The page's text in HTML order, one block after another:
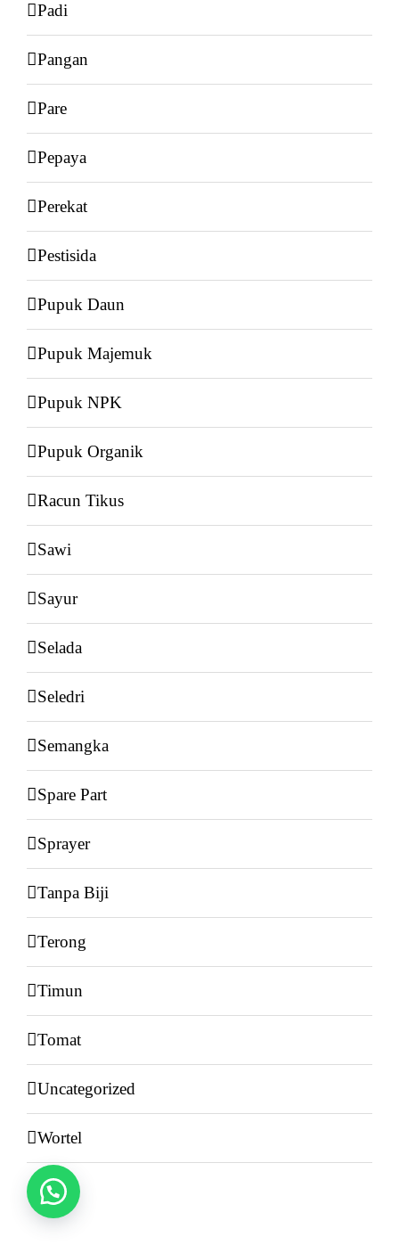
Padi
Pangan
Pare
Pepaya
Perekat
Pestisida
Pupuk Daun
Pupuk Majemuk
Pupuk NPK
Pupuk Organik
Racun Tikus
Sawi
Sayur
Selada
Seledri
Semangka
Spare Part
Sprayer
Tanpa Biji
Terong
Timun
Tomat
Uncategorized
Wortel